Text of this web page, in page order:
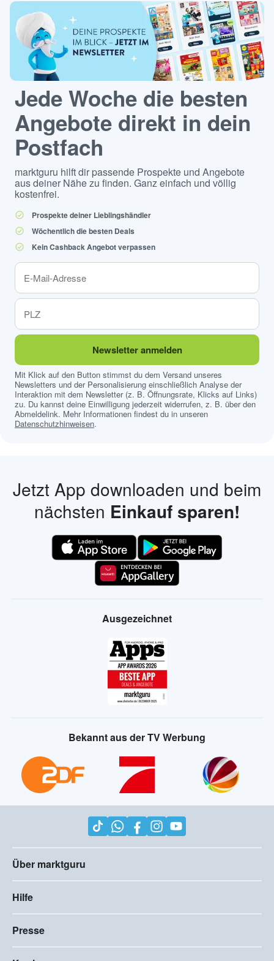
Jede Woche die besten
Angebote direkt in dein
Postfach
marktguru hilft dir passende Prospekte und Angebote
aus deiner Nähe zu finden. Ganz einfach und völlig
kostenfrei.
Prospekte deiner Lieblingshändler
Wöchentlich die besten Deals
Kein Cashback Angebot verpassen
Newsletter anmelden
Mit Klick auf den Button stimmst du dem Versand unseres
Newsletters und der Personalisierung einschließlich Analyse der
Interaktion mit dem Newsletter (z. B. Öffnungsrate, Klicks auf Links)
zu. Du kannst deine Einwilligung jederzeit widerrufen, z. B. über den
Abmeldelink. Mehr Informationen findest du in unseren
Datenschutzhinweisen.
Jetzt App downloaden und beim
nächsten Einkauf sparen!
Ausgezeichnet
Bekannt aus der TV Werbung
Über marktguru
Hilfe
Presse